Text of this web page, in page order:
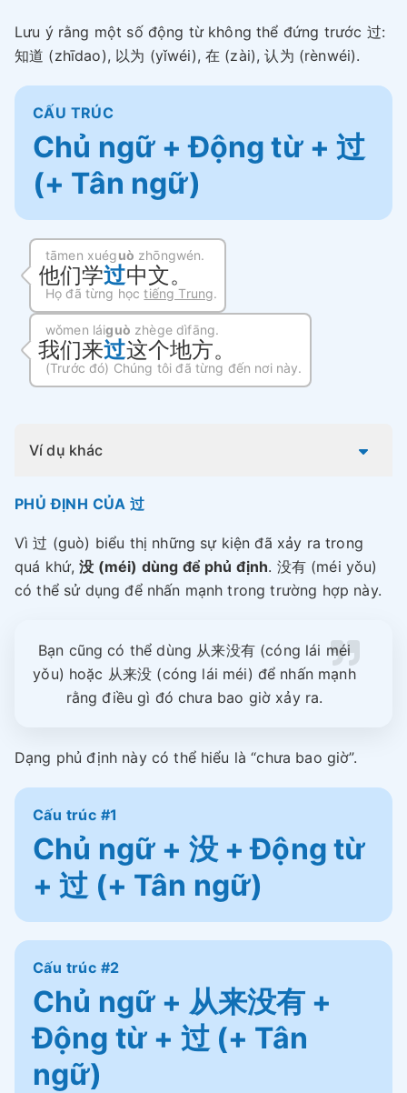
Lưu ý rằng một số động từ không thể đứng trước 过:
知道 (zhīdao), 以为 (yǐwéi), 在 (zài), 认为 (rènwéi).
CẤU TRÚC
Chủ ngữ + Động từ + 过
(+ Tân ngữ)
tāmen xuéguò zhōngwén.
他们学过中文。
Họ đã từng họctiếng Trung.
wǒmen láiguò zhège dìfāng.
我们来过这个地方。
(Trước đó) Chúng tôi đã từng đến nơi này.
Ví dụ khác
PHỦ ĐỊNH CỦA 过
Vì 过 (guò) biểu thị những sự kiện đã xảy ra trong
quá khứ,没 (méi) dùng để phủ định. 没有 (méi yǒu)
có thể sử dụng để nhấn mạnh trong trường hợp này.
Bạn cũng có thể dùng 从来没有 (cóng lái méi
yǒu) hoặc 从来没 (cóng lái méi) để nhấn mạnh
rằng điều gì đó chưa bao giờ xảy ra.
Dạng phủ định này có thể hiểu là “chưa bao giờ”.
Cấu trúc #1
Chủ ngữ + 没 + Động từ
+ 过 (+ Tân ngữ)
Cấu trúc #2
Chủ ngữ + 从来没有 +
Động từ + 过 (+ Tân
ngữ)